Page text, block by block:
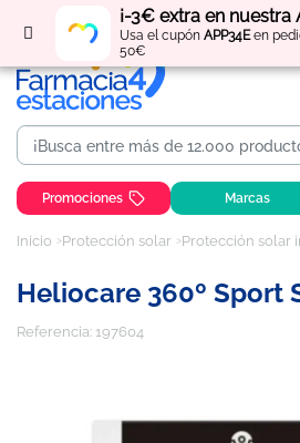
¡-3€ extra en nuestra
Usa el cupón APP34Een
50€
Regístratey obténpuntos
Promociones Marcas
Inicio Protección solar Protección solar
Heliocare 360º Sport
Referencia: 197604